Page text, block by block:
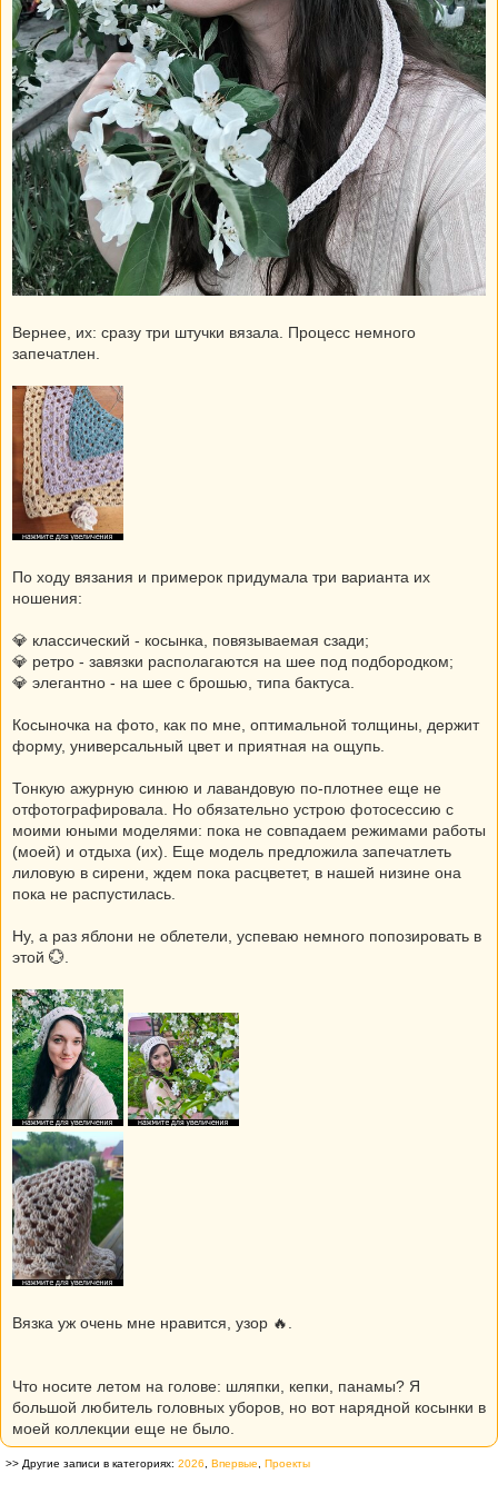
Вернее, их: сразу три штучки вязала. Процесс немного
запечатлен.
По ходу вязания и примерок придумала три варианта их
ношения:
💎 классический - косынка, повязываемая сзади;
💎 ретро - завязки располагаются на шее под подбородком;
💎 элегантно - на шее с брошью, типа бактуса.
Косыночка на фото, как по мне, оптимальной толщины, держит
форму, универсальный цвет и приятная на ощупь.
Тонкую ажурную синюю и лавандовую по-плотнее еще не
отфотографировала. Но обязательно устрою фотосессию с
моими юными моделями: пока не совпадаем режимами работы
(моей) и отдыха (их). Еще модель предложила запечатлеть
лиловую в сирени, ждем пока расцветет, в нашей низине она
пока не распустилась.
Ну, а раз яблони не облетели, успеваю немного попозировать в
этой 💮.
Вязка уж очень мне нравится, узор 🔥.
Что носите летом на голове: шляпки, кепки, панамы? Я
большой любитель головных уборов, но вот нарядной косынки в
моей коллекции еще не было.
>> Другие записи в категориях: 2026 Впервые Проекты